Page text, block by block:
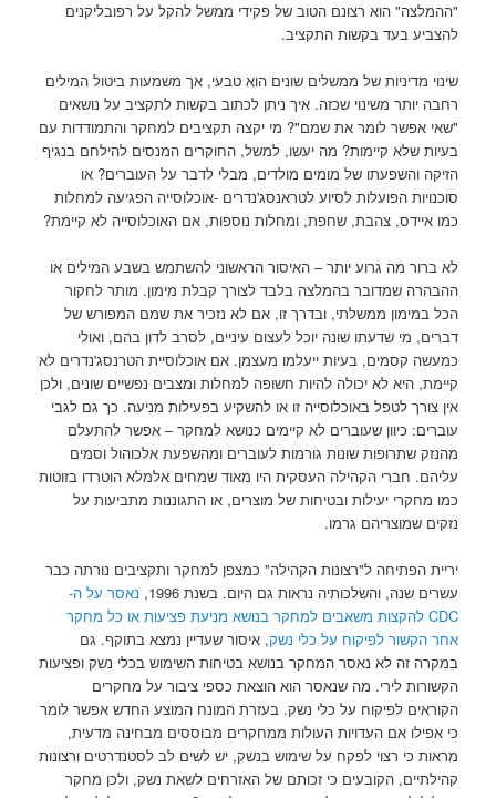
"ההמלצה" הוא רצונם הטוב של פקידי ממשל להקל על רפובליקנים
להצביע בעד בקשות התקציב.
שינוי מדיניות של ממשלים שונים הוא טבעי, אך משמעות ביטול המילים
רחבה יותר משינוי שכזה. איך ניתן לכתוב בקשות לתקציב על נושאים
"שאי אפשר לומר את שמם"? מי יקצה תקציבים למחקר והתמודדות עם
בעיות שלא קיימות? מה יעשו, למשל, החוקרים המנסים להילחם בנגיף
הזיקה והשפעתו של מומים מולדים, מבלי לדבר על העוברים? או
סוכנויות הפועלות לסיוע לטראנסג'נדרים -אוכלוסייה הפגיעה למחלות
כמו איידס, צהבת, שחפת, ומחלות נוספות, אם האוכלוסייה לא קיימת?
לא ברור מה גרוע יותר – האיסור הראשוני להשתמש בשבע המילים או
ההבהרה שמדובר בהמלצה בלבד לצורך קבלת מימון. מותר לחקור
הכל במימון ממשלתי, ובדרך זו, אם לא נזכיר את שמם המפורש של
דברים, מי שדעתו שונה יוכל לעצום עיניים, לסרב לדון בהם, ואולי
כמעשה קסמים, בעיות ייעלמו מעצמן. אם אוכלוסיית הטרנסג'נדרים לא
קיימת, היא לא יכולה להיות חשופה למחלות ומצבים נפשיים שונים, ולכן
אין צורך לטפל באוכלוסייה זו או להשקיע בפעילות מניעה. כך גם לגבי
עוברים: כיוון שעוברים לא קיימים כנושא למחקר – אפשר להתעלם
מהנזק שתרופות שונות גורמות לעוברים ומהשפעת אלכוהול וסמים
עליהם. חברי הקהילה העסקית היו מאוד שמחים אלמלא הוטרדו בזוטות
כמו מחקרי יעילות ובטיחות של מוצרים, או התגוננות מתביעות על
נזקים שמוצריהם גרמו.
יריית הפתיחה ל"רצונות הקהילה" כמצפן למחקר ותקציבים נורתה כבר
עשרים שנה, והשלכותיה נראות גם היום. בשנת 1996,
נאסר על ה-
CDC להקצות משאבים למחקר בנושא מניעת פציעות או כל מחקר
אחר הקשור לפיקוח על כלי נשק, איסור שעדיין נמצא בתוקף. גם
במקרה זה לא נאסר המחקר בנושא בטיחות השימוש בכלי נשק ופציעות
הקשורות לירי. מה שנאסר הוא הוצאת כספי ציבור על מחקרים
הקוראים לפיקוח על כלי נשק. בעזרת המונח המוצע החדש אפשר לומר
כי אפילו אם העדויות העולות ממחקרים מבוססים מבחינה מדעית,
מראות כי רצוי לפקח על שימוש בנשק, יש לשים לב לסטנדרטים ורצונות
קהילתיים, הקובעים כי זכותם של האזרחים לשאת נשק, ולכן מחקר